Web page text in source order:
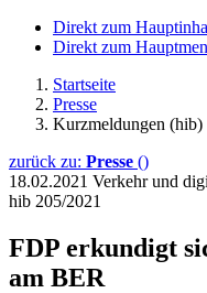
Direkt zum
Direkt zum
Startseite
Presse
Kurzmeldungen (hib)
zurück zu: Presse ()
18.02.2021 Verkehr und
hib 205/2021
FDP erkundigt
am BER